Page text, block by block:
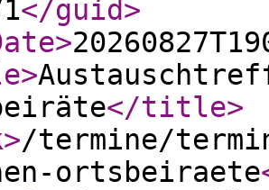
</guid>
>
>
</title>
>/termine/
ortsbeiraete